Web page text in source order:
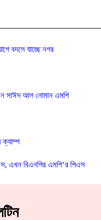
বদলে যাচ্ছে নগর
সাঈদ আল নোমান এমপি
ক্যাম্প
এখন বিএনপির এমপি’র পিএস